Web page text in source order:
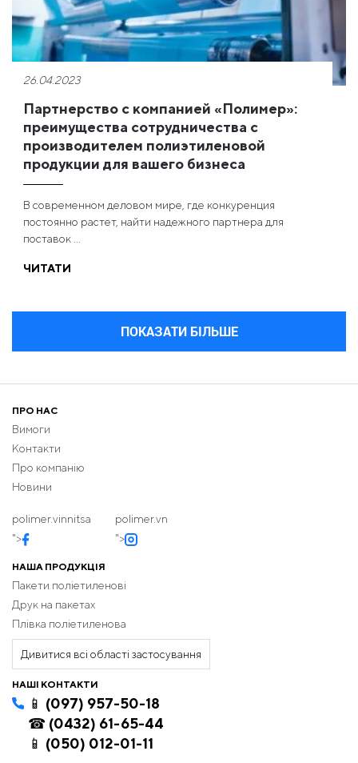
26.04.2023
Партнерство с компанией «Полимер»:
преимущества сотрудничества с
производителем полиэтиленовой
продукции для вашего бизнеса
В современном деловом мире, где конкуренция
постоянно растет, найти надежного партнера для
поставок ...
ЧИТАТИ
ПОКАЗАТИ БІЛЬШЕ
ПРО НАС
Вимоги
Контакти
Про компанію
Новини
polimer.vinnitsa
">
polimer.vn
">
НАША ПРОДУКЦІЯ
Пакети поліетиленові
Друк на пакетах
Плівка поліетиленова
Дивитися всі області застосування
НАШІ КОНТАКТИ
📱 (097) 957-50-18
☎ (0432) 61-65-44
📱 (050) 012-01-11